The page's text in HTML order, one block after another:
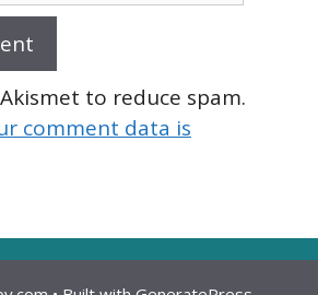
to reduce spam.
comment data is